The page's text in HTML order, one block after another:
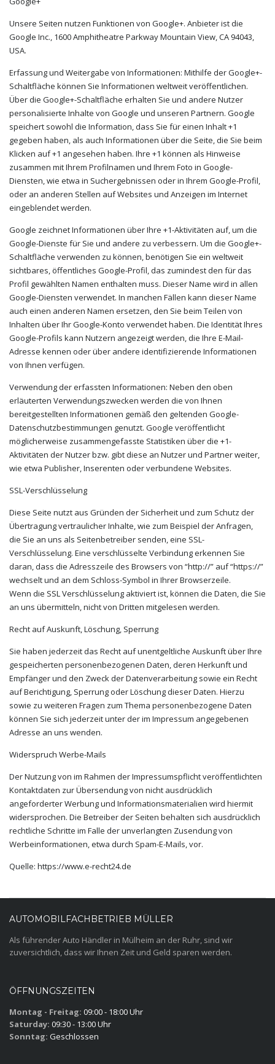
Unsere Seiten nutzen Funktionen von Google+. Anbieter ist die
Google Inc., 1600 Amphitheatre Parkway Mountain View, CA 94043,
USA.
Erfassung und Weitergabe von Informationen: Mithilfe der Google+-
Schaltfläche können Sie Informationen weltweit veröffentlichen.
Über die Google+-Schaltfläche erhalten Sie und andere Nutzer
personalisierte Inhalte von Google und unseren Partnern. Google
speichert sowohl die Information, dass Sie für einen Inhalt +1
gegeben haben, als auch Informationen über die Seite, die Sie beim
Klicken auf +1 angesehen haben. Ihre +1 können als Hinweise
zusammen mit Ihrem Profilnamen und Ihrem Foto in Google-
Diensten, wie etwa in Suchergebnissen oder in Ihrem Google-Profil,
oder an anderen Stellen auf Websites und Anzeigen im Internet
eingeblendet werden.
Google zeichnet Informationen über Ihre +1-Aktivitäten auf, um die
Google-Dienste für Sie und andere zu verbessern. Um die Google+-
Schaltfläche verwenden zu können, benötigen Sie ein weltweit
sichtbares, öffentliches Google-Profil, das zumindest den für das
Profil gewählten Namen enthalten muss. Dieser Name wird in allen
Google-Diensten verwendet. In manchen Fällen kann dieser Name
auch einen anderen Namen ersetzen, den Sie beim Teilen von
Inhalten über Ihr Google-Konto verwendet haben. Die Identität Ihres
Google-Profils kann Nutzern angezeigt werden, die Ihre E-Mail-
Adresse kennen oder über andere identifizierende Informationen
von Ihnen verfügen.
Verwendung der erfassten Informationen: Neben den oben
erläuterten Verwendungszwecken werden die von Ihnen
bereitgestellten Informationen gemäß den geltenden Google-
Datenschutzbestimmungen genutzt. Google veröffentlicht
möglicherweise zusammengefasste Statistiken über die +1-
Aktivitäten der Nutzer bzw. gibt diese an Nutzer und Partner weiter,
wie etwa Publisher, Inserenten oder verbundene Websites.
SSL-Verschlüsselung
Diese Seite nutzt aus Gründen der Sicherheit und zum Schutz der
Übertragung vertraulicher Inhalte, wie zum Beispiel der Anfragen,
die Sie an uns als Seitenbetreiber senden, eine SSL-
Verschlüsselung. Eine verschlüsselte Verbindung erkennen Sie
daran, dass die Adresszeile des Browsers von “http://” auf “https://”
wechselt und an dem Schloss-Symbol in Ihrer Browserzeile.
Wenn die SSL Verschlüsselung aktiviert ist, können die Daten, die Sie
an uns übermitteln, nicht von Dritten mitgelesen werden.
Recht auf Auskunft, Löschung, Sperrung
Sie haben jederzeit das Recht auf unentgeltliche Auskunft über Ihre
gespeicherten personenbezogenen Daten, deren Herkunft und
Empfänger und den Zweck der Datenverarbeitung sowie ein Recht
auf Berichtigung, Sperrung oder Löschung dieser Daten. Hierzu
sowie zu weiteren Fragen zum Thema personenbezogene Daten
können Sie sich jederzeit unter der im Impressum angegebenen
Adresse an uns wenden.
Widerspruch Werbe-Mails
Der Nutzung von im Rahmen der Impressumspflicht veröffentlichten
Kontaktdaten zur Übersendung von nicht ausdrücklich
angeforderter Werbung und Informationsmaterialien wird hiermit
widersprochen. Die Betreiber der Seiten behalten sich ausdrücklich
rechtliche Schritte im Falle der unverlangten Zusendung von
Werbeinformationen, etwa durch Spam-E-Mails, vor.
Quelle: https://www.e-recht24.de
AUTOMOBILFACHBETRIEB MÜLLER
Als führender Auto Händler in Mülheim an der Ruhr, sind wir
zuversichtlich, dass wir Ihnen Zeit und Geld sparen werden.
ÖFFNUNGSZEITEN
Montag - Freitag: 09:00 - 18:00 Uhr
Saturday: 09:30 - 13:00 Uhr
Sonntag: Geschlossen